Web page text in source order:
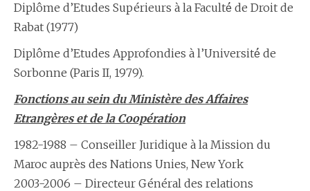
Diplôme d’Etudes Supérieurs à la Faculté́ de Droit de
Rabat (1977)
Diplôme d’Etudes Approfondies à l’Université́ de
Sorbonne (Paris II, 1979).
Fonctions au sein du Ministère des Affaires
Etrangères et de la Coopération
1982-1988 – Conseiller Juridique à la Mission du
Maroc auprès des Nations Unies, New York
2003-2006 – D​irecteur Général des relations